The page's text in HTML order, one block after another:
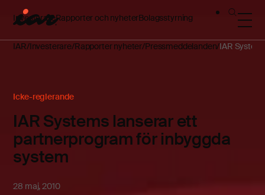
InvesterareRapporter och nyheterBolagsstyrning
IAR Investerare Rapporter nyheter Pressmeddelanden IAR
Icke-reglerande
IAR Systems lanserar ett
partnerprogram för inbyggda
system
28 maj, 2010